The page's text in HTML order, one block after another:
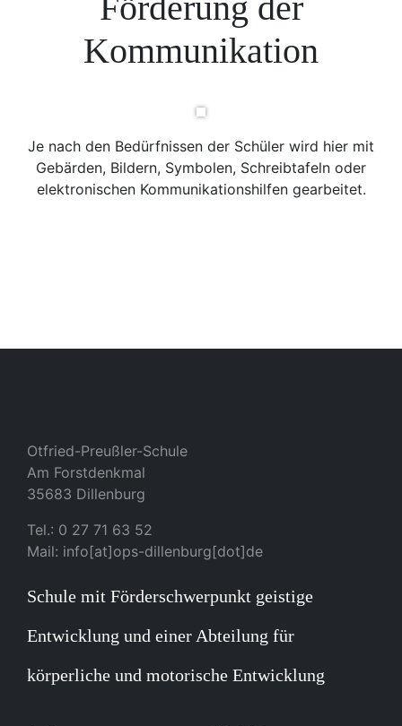
Kommunikation
Je nach den Bedürfnissen der Schüler wird hier mit
Gebärden, Bildern, Symbolen, Schreibtafeln oder
elektronischen Kommunikationshilfen gearbeitet.
Otfried-Preußler-Schule
Am Forstdenkmal
35683 Dillenburg
Tel.: 0 27 71 63 52
Mail: info[at]ops-dillenburg[dot]de
Schule mit Förderschwerpunkt geistige
Entwicklung und einer Abteilung für
körperliche und motorische Entwicklung